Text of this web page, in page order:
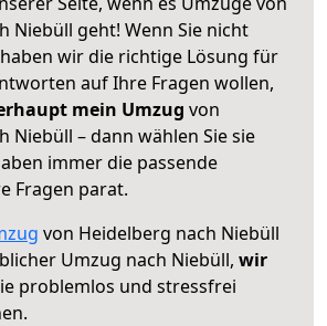
Niebüll geht! Wenn Sie nicht
wir die richtige Lösung für
auf Ihre Fragen wollen,
mein Umzug von
Niebüll – dann wählen Sie sie
immer die passende
Fragen parat.
von Heidelberg nach Niebüll
Umzug nach Niebüll, wir
problemlos und stressfrei